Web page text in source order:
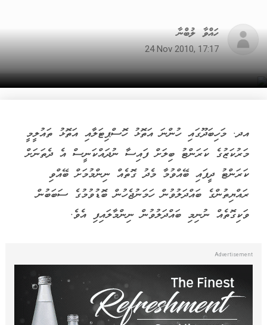
ހައްވާ ލުބްނާ
24 Nov 2010, 17:17
އދ. މަހިބަދޫގައި ހުންނަ އަތޮޅު ހޮސްޕިޓަލާއި އަތޮޅު ތައުލީމީ
މަރުކަޒުގެ ކަރަންޓު ބިލަށް ފައިސާ ނުދައްކަނީސް އެ ދެތަނަށް
ކަރަންޓު ދީފައި ބޭއްވުމާ މެދު ގޮތެއް ނިންމުމަށް ބޭއްވި
ރައްޔިތުންގެ ބައްދަލުވުން ހަމަނުޖެހުން ބޮޑުވުމުގެ ސަބަބުން
ވަކިގޮތެއް ނުނިމި ބައްދަލުވުން ނިންމާލައިފި އެވެ.